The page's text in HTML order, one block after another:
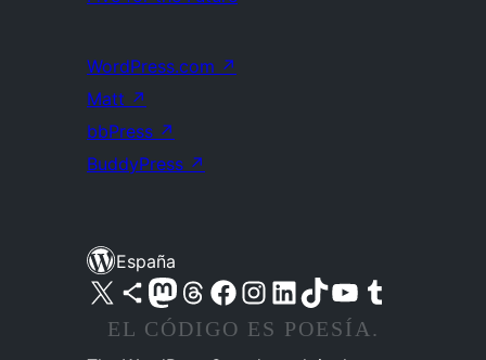
WordPress.com ↗
Matt ↗
bbPress ↗
BuddyPress ↗
España
Visita nuestra cuenta de X (anteriormente Twitter)
Visita nuestra cuenta de Bluesky
Visita nuestra cuenta de Mastodon
Visita nuestra cuenta de Threads
Visita nuestra página de Facebook
Visita nuestra cuenta de Instagram
Visita nuestra cuenta de LinkedIn
Visita nuestra cuenta de TikTok
Visita nuestro canal de YouTube
Visita nuestra cuenta de Tumblr
EL CÓDIGO ES POESÍA.